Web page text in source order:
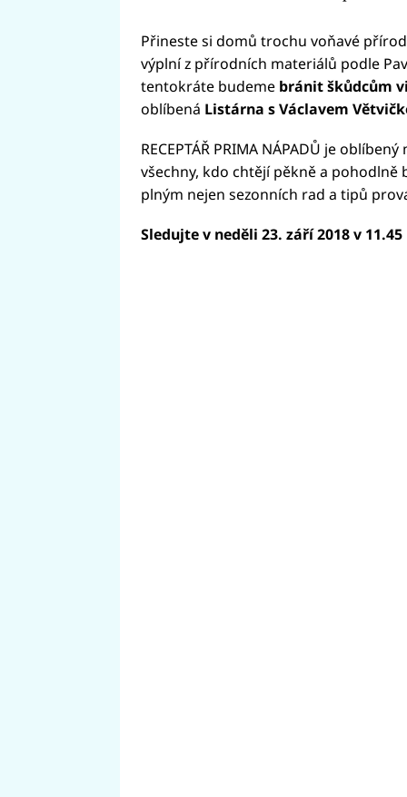
Přineste si domů trochu voňavé
výplní z přírodních materiálů podle
tentokráte budeme bránit škůdcům
oblíbená Listárna s Václavem
RECEPTÁŘ PRIMA NÁPADŮ je
všechny, kdo chtějí pěkně a
plným nejen sezonních rad a tipů
Sledujte v neděli 23. září 2018 v